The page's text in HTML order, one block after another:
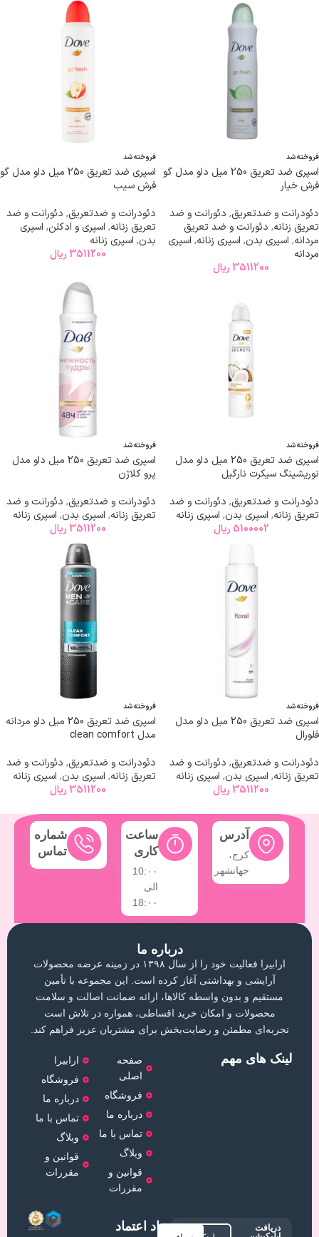
فروخته شد
اسپری ضد تعریق 250 میل داو مدل گو
فرش خیار
دئودرانت و ضدتعریق, دئورانت و ضد
تعریق زنانه, دئورانت و ضد تعریق
مردانه, اسپری بدن, اسپری زنانه, اسپری
مردانه
3511200 ریال
فروخته شد
اسپری ضد تعریق 250 میل داو مدل گو
فرش سیب
دئودرانت و ضدتعریق, دئورانت و ضد
تعریق زنانه, اسپری و ادکلن, اسپری
بدن, اسپری زنانه
3511200 ریال
فروخته شد
اسپری ضد تعریق 250 میل داو مدل
نوریشینگ سیکرت نارگیل
دئودرانت و ضدتعریق, دئورانت و ضد
تعریق زنانه, اسپری بدن, اسپری زنانه
5100002 ریال
فروخته شد
اسپری ضد تعریق 250 میل داو مدل
پرو کلاژن
دئودرانت و ضدتعریق, دئورانت و ضد
تعریق زنانه, اسپری بدن, اسپری زنانه
3511200 ریال
فروخته شد
اسپری ضد تعریق 250 میل داو مدل
فلورال
دئودرانت و ضدتعریق, دئورانت و ضد
تعریق زنانه, اسپری بدن, اسپری زنانه
3511200 ریال
فروخته شد
اسپری ضد تعریق 250 میل داو مردانه
مدل clean comfort
دئودرانت و ضدتعریق, دئورانت و ضد
تعریق زنانه, اسپری بدن, اسپری زنانه
3511200 ریال
1
2
→ آدرس
کرج،
جهانشهر
ساعت
کاری
10:۰۰
الی
18:۰۰
شماره
تماس
لینک های مهم
صفحه
اصلی
فروشگاه
درباره ما
تماس با ما
وبلاگ
قوانین و
مقررات
ارابیرا
فروشگاه
درباره ما
تماس با ما
وبلاگ
قوانین و
مقررات
درباره ما
ارابیرا فعالیت خود را از سال ۱۳۹۸ در زمینه عرضه محصولات
آرایشی و بهداشتی آغاز کرده است. این مجموعه با تأمین
مستقیم و بدون واسطه کالاها، ارائه ضمانت اصالت و سلامت
محصولات و امکان خرید اقساطی، همواره در تلاش است
تجربه‌ای مطمئن و رضایت‌بخش برای مشتریان عزیز فراهم کند.
دریافت
نماد اعتماد